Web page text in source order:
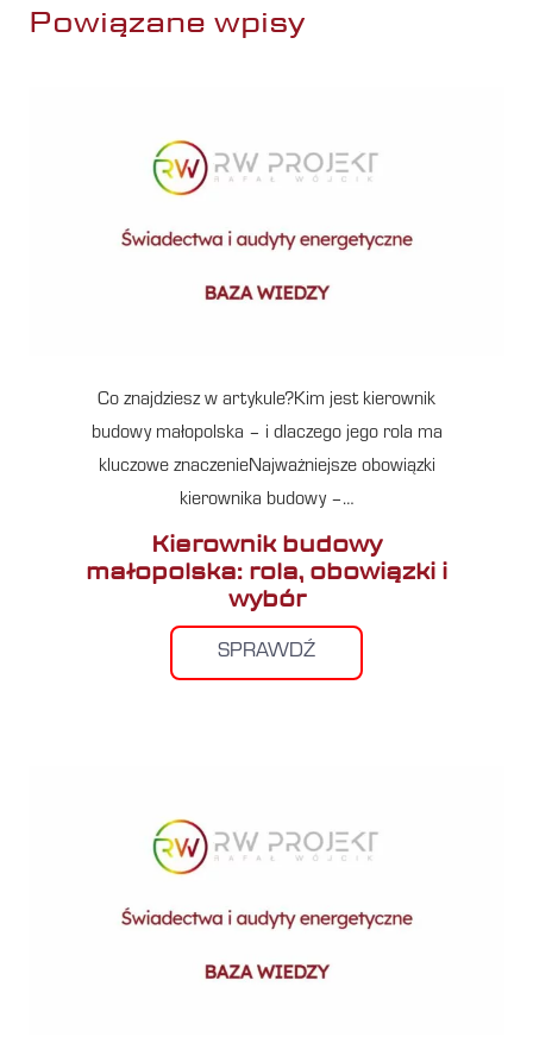
Powiązane wpisy
Co znajdziesz w artykule?Kim jest kierownik
budowy małopolska – i dlaczego jego rola ma
kluczowe znaczenieNajważniejsze obowiązki
kierownika budowy –…
Kierownik budowy
małopolska: rola, obowiązki i
wybór
SPRAWDŹ